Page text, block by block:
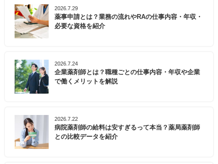
2026.7.29
薬事申請とは？業務の流れやRAの仕事内容・年収・
必要な資格を紹介
2026.7.24
企業薬剤師とは？職種ごとの仕事内容・年収や企業
で働くメリットを解説
2026.7.22
病院薬剤師の給料は安すぎるって本当？薬局薬剤師
との比較データを紹介